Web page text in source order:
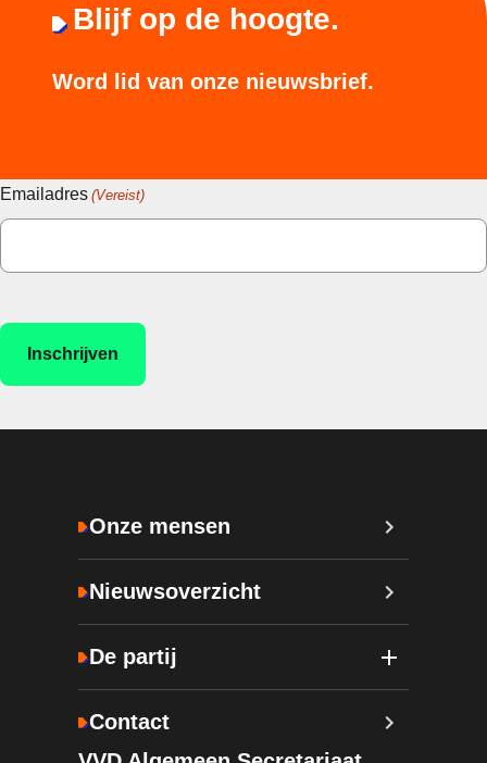
Blijf op de hoogte.
Word lid van onze nieuwsbrief.
Emailadres (Vereist)
Onze mensen
Nieuwsoverzicht
De partij
Contact